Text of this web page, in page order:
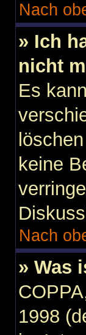
Nach
» Ich
nicht
Es
keine
Nach
» Was
1998